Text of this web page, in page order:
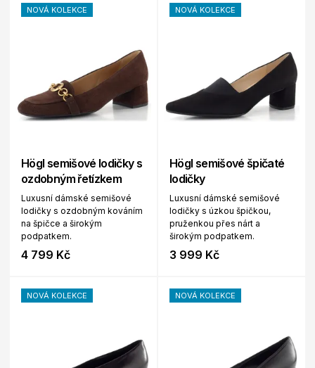
NOVÁ KOLEKCE
Högl semišové lodičky s
ozdobným řetízkem
Luxusní dámské semišové
lodičky s ozdobným kováním
na špičce a širokým
podpatkem.
4 799 Kč
NOVÁ KOLEKCE
Högl semišové špičaté
lodičky
Luxusní dámské semišové
lodičky s úzkou špičkou,
pruženkou přes nárt a
širokým podpatkem.
3 999 Kč
NOVÁ KOLEKCE NOVÁ KOLEKCE